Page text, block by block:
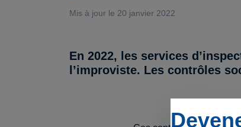
Mis à jour le 20 janvier 2022
En 2022, les services
l’improviste. Les contrôles